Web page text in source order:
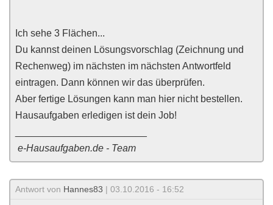
Ich sehe 3 Flächen...
Du kannst deinen Lösungsvorschlag (Zeichnung und
Rechenweg) im nächsten im nächsten Antwortfeld
eintragen. Dann können wir das überprüfen.
Aber fertige Lösungen kann man hier nicht bestellen.
Hausaufgaben erledigen ist dein Job!
e-Hausaufgaben.de - Team
Antwort von Hannes83 | 03.10.2016 - 16:52